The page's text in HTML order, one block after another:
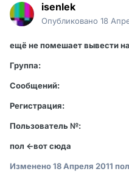
isenlek
Опубликовано 18
ещё не помешает вывести
Группа:
Сообщений:
Регистрация:
Пользователь №:
пол <-вот сюда
Изменено18 Апреля 2011